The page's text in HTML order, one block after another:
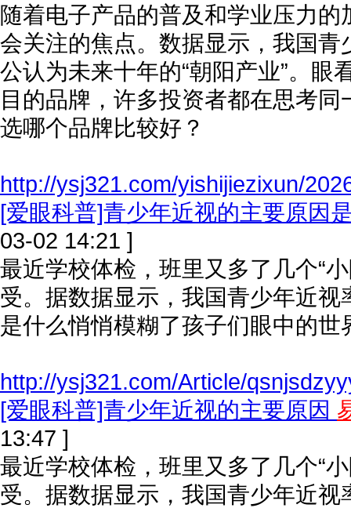
随着电子产品的普及和学业压力
会关注的焦点。数据显示，我国
公认为未来十年的“朝阳产业”。
目的品牌，许多投资者都在思考
选哪个品牌比较好？
http://ysj321.com/yishijiezixun/
[爱眼科普]青少年近视的主要原因
03-02 14:21 ]
最近学校体检，班里又多了几个“
受。据数据显示，我国青少年近
是什么悄悄模糊了孩子们眼中的世
http://ysj321.com/Article/
[爱眼科普]青少年近视的主要原因
13:47 ]
最近学校体检，班里又多了几个“
受。据数据显示，我国青少年近